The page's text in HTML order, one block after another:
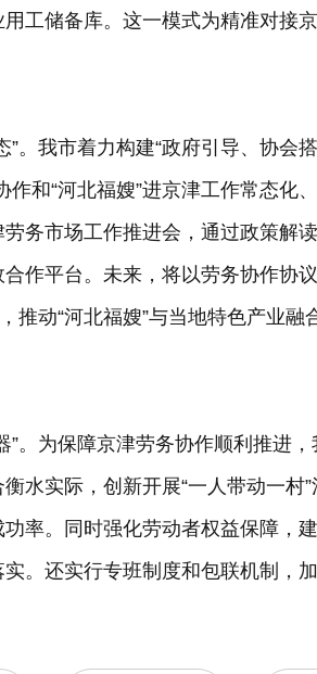
工储备库。这一模式为精准对接
”。我市着力构建“政府引导、协会
作和“河北福嫂”进京津工作常态化
务市场工作推进会，通过政策解
作平台。未来，将以劳务协作协
推动“河北福嫂”与当地特色产业
”。为保障京津劳务协作顺利推进
水实际，创新开展“一人带动一村
率。同时强化劳动者权益保障，
。还实行专班制度和包联机制，加